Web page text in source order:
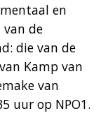
en
van de
die van de
Kamp van
van
uur op NPO1.